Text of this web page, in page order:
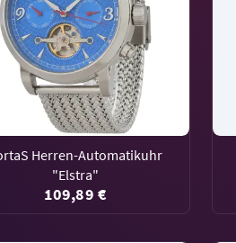
Herren-Automatikuhr
"Elstra"
109,89 €